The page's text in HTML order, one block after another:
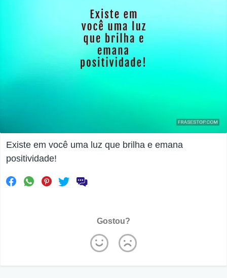
Existe em você uma luz que brilha e emana
positividade!
Gostou?